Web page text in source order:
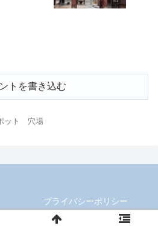
トを書き込む
ット 穴場
プライバシーポリシー
レベル2のブログ.